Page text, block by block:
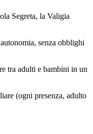
Segreta, la Valigia
senza obblighi
tra adulti e bambini in un
(ogni presenza, adulto